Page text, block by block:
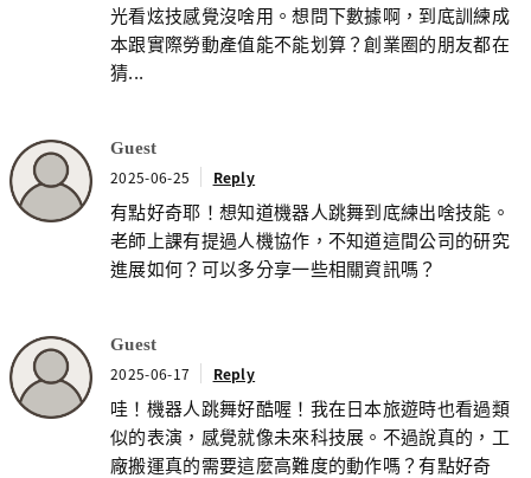
光看炫技感覺沒啥用。想問下數據啊，到底訓練成
本跟實際勞動產值能不能划算？創業圈的朋友都在
猜...
Guest
2025-06-25 Reply
有點好奇耶！想知道機器人跳舞到底練出啥技能。
老師上課有提過人機協作，不知道這間公司的研究
進展如何？可以多分享一些相關資訊嗎？
Guest
2025-06-17 Reply
哇！機器人跳舞好酷喔！我在日本旅遊時也看過類
似的表演，感覺就像未來科技展。不過說真的，工
廠搬運真的需要這麼高難度的動作嗎？有點好奇